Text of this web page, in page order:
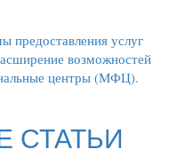
предоставления услуг
возможностей
центры (МФЦ).
СТАТЬИ